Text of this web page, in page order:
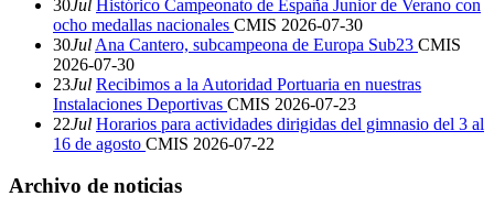
30Jul Histórico Campeonato de España Junior de Verano con
ocho medallas nacionales CMIS 2026-07-30
30Jul Ana Cantero, subcampeona de Europa Sub23 CMIS
2026-07-30
23Jul Recibimos a la Autoridad Portuaria en nuestras
Instalaciones Deportivas CMIS 2026-07-23
22Jul Horarios para actividades dirigidas del gimnasio del 3 al
16 de agosto CMIS 2026-07-22
Archivo de noticias